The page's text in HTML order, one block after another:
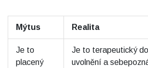
Mýtus Realita
Je to
placený
Je to terapeutický
uvolnění a